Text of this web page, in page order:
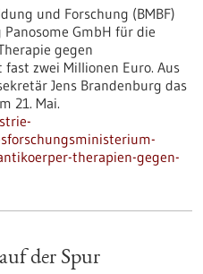
und Forschung (BMBF)
GmbH für die
gegen
zwei Millionen Euro. Aus
Jens Brandenburg das
21. Mai.
therapien-gegen-
der Spur